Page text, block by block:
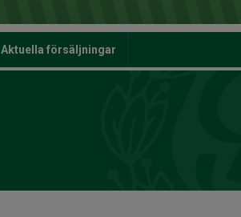
Aktuella försäljningar